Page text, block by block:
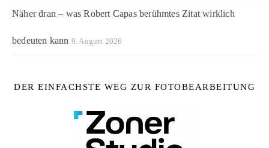
Näher dran – was Robert Capas berühmtes Zitat wirklich
bedeuten kann 9. August 2026
DER EINFACHSTE WEG ZUR FOTOBEARBEITUNG